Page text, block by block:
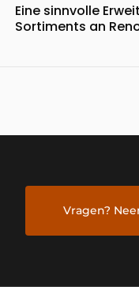
Eine sinnvolle
Sortiments an
Vragen?